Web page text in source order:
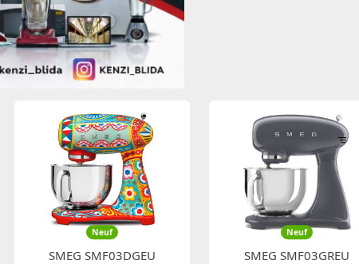
Neuf
SMEG SMF03DGEU
Neuf
SMEG SMF03GREU